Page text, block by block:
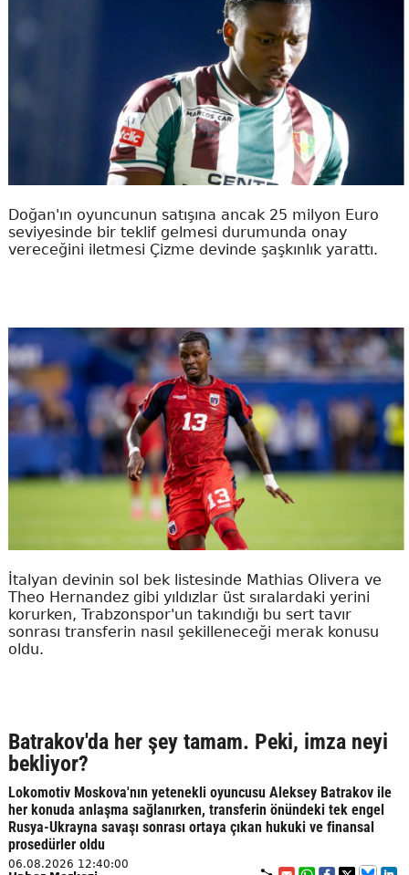
Doğan'ın oyuncunun satışına ancak 25 milyon Euro
seviyesinde bir teklif gelmesi durumunda onay
vereceğini iletmesi Çizme devinde şaşkınlık yarattı.
İtalyan devinin sol bek listesinde Mathias Olivera ve
Theo Hernandez gibi yıldızlar üst sıralardaki yerini
korurken, Trabzonspor'un takındığı bu sert tavır
sonrası transferin nasıl şekilleneceği merak konusu
oldu.
Batrakov'da her şey tamam. Peki, imza neyi
bekliyor?
Lokomotiv Moskova'nın yetenekli oyuncusu Aleksey Batrakov ile
her konuda anlaşma sağlanırken, transferin önündeki tek engel
Rusya-Ukrayna savaşı sonrası ortaya çıkan hukuki ve finansal
prosedürler oldu
06.08.2026 12:40:00